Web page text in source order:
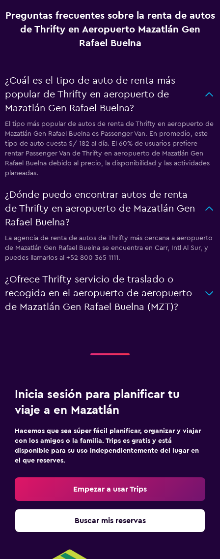
Preguntas frecuentes sobre la renta de autos
de Thrifty en Aeropuerto Mazatlán Gen
Rafael Buelna
¿Cuál es el tipo de auto de renta más
popular de Thrifty en aeropuerto de
Mazatlán Gen Rafael Buelna?
El tipo más popular de autos de renta de Thrifty en aeropuerto de
Mazatlán Gen Rafael Buelna es Passenger Van. En promedio, este
tipo de auto cuesta S/ 182 al día. El 60% de usuarios prefiere
rentar Passenger Van de Thrifty en aeropuerto de Mazatlán Gen
Rafael Buelna debido al precio, la disponibilidad y las actividades
planeadas.
¿Dónde puedo encontrar autos de renta
de Thrifty en aeropuerto de Mazatlán Gen
Rafael Buelna?
La agencia de renta de autos de Thrifty más cercana a aeropuerto
de Mazatlán Gen Rafael Buelna se encuentra en Carr, Intl Al Sur, y
puedes llamarlos al +52 800 365 1111.
¿Ofrece Thrifty servicio de traslado o
recogida en el aeropuerto de aeropuerto
de Mazatlán Gen Rafael Buelna (MZT)?
Inicia sesión para planificar tu
viaje a en Mazatlán
Hacemos que sea súper fácil planificar, organizar y viajar
con los amigos o la familia. Trips es gratis y está
disponible para su uso independientemente del lugar en
el que reserves.
Empezar a usar Trips
Buscar mis reservas